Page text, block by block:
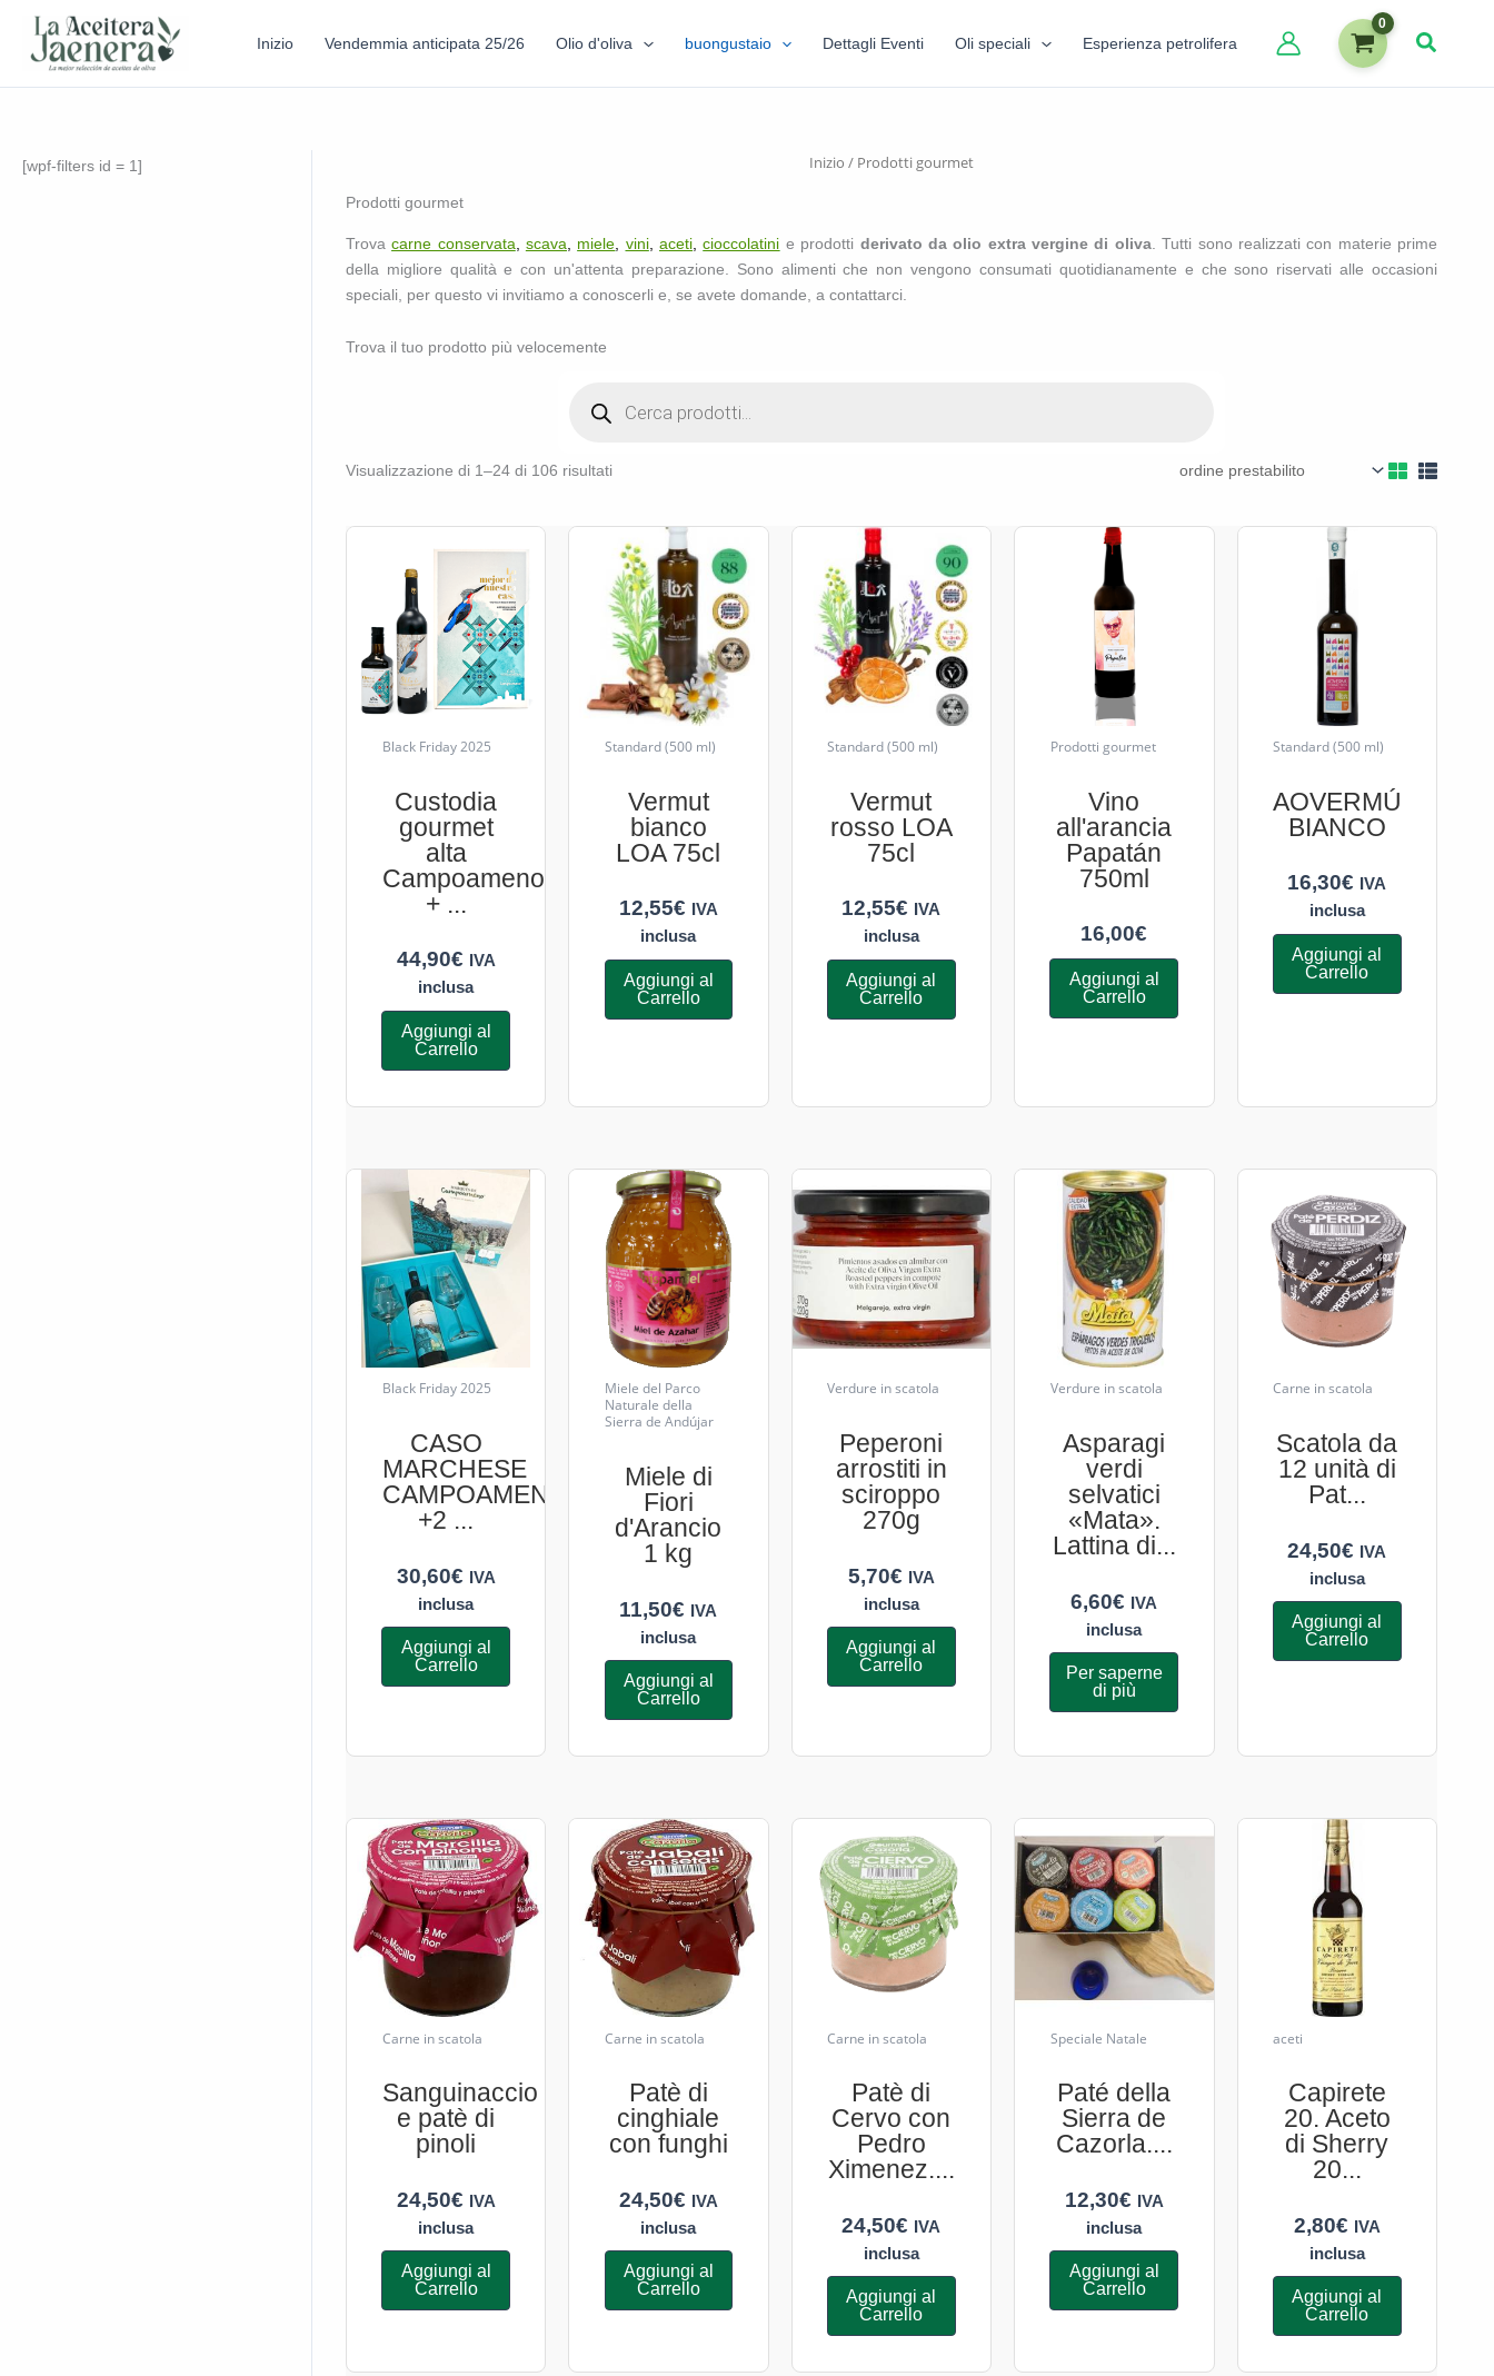
Inizio Vendemmia anticipata 25/26 Olio d'oliva buongustaio Dettagli Eventi Oli speciali Esperienza petrolifera
[wpf-filters id = 1] Inizio / Prodotti gourmet
Prodotti gourmet
Trovacarne conservata scava miele vini, aceti ,cioccolatini e prodotti derivato da olio extra vergine di oliva. Tutti sono realizzati con materie prime
della migliore qualità e con un'attenta preparazione. Sono alimenti che non vengono consumati quotidianamente e che sono riservati alle occasioni
speciali, per questo vi invitiamo a conoscerli e, se avete domande, a contattarci.
Trova il tuo prodotto più velocemente
Visualizzazione di 1–24 di 106 risultati
Black Friday 2025
Custodia
gourmet
alta
Campoameno
+ ...
44,90€ IVA
inclusa
Aggiungi al
Carrello
Standard (500 ml)
Vermut
bianco
LOA 75cl
12,55€ IVA
inclusa
Aggiungi al
Carrello
Standard (500 ml)
Vermut
rosso LOA
75cl
12,55€ IVA
inclusa
Aggiungi al
Carrello
Prodotti gourmet
Vino
all'arancia
Papatán
750ml
16,00€
Aggiungi al
Carrello
Standard (500 ml)
AOVERMÚ
BIANCO
16,30€ IVA
inclusa
Aggiungi al
Carrello
Black Friday 2025
CASO
MARCHESE
CAMPOAMENO
+2 ...
30,60€ IVA
inclusa
Aggiungi al
Carrello
Miele del Parco
Naturale della
Sierra de Andújar
Miele di
Fiori
d'Arancio
1 kg
11,50€ IVA
inclusa
Aggiungi al
Carrello
Verdure in scatola
Peperoni
arrostiti in
sciroppo
270g
5,70€ IVA
inclusa
Aggiungi al
Carrello
Verdure in scatola
Asparagi
verdi
selvatici
«Mata».
Lattina di...
6,60€ IVA
inclusa
Per saperne
di più
Carne in scatola
Scatola da
12 unità di
Pat...
24,50€ IVA
inclusa
Aggiungi al
Carrello
Carne in scatola
Sanguinaccio
e patè di
pinoli
24,50€ IVA
inclusa
Aggiungi al
Carrello
Carne in scatola
Patè di
cinghiale
con funghi
24,50€ IVA
inclusa
Aggiungi al
Carrello
Carne in scatola
Patè di
Cervo con
Pedro
Ximenez....
24,50€ IVA
inclusa
Aggiungi al
Carrello
Speciale Natale
Paté della
Sierra de
Cazorla....
12,30€ IVA
inclusa
Aggiungi al
Carrello
aceti
Capirete
20. Aceto
di Sherry
20...
2,80€ IVA
inclusa
Aggiungi al
Carrello